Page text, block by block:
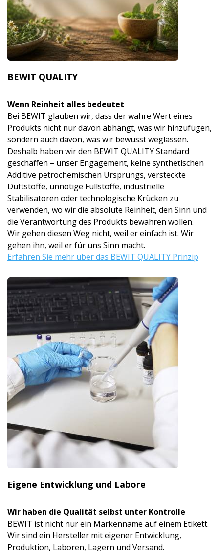
BEWIT QUALITY
Wenn Reinheit alles bedeutet
Bei BEWIT glauben wir, dass der wahre Wert eines
Produkts nicht nur davon abhängt, was wir hinzufügen,
sondern auch davon, was wir bewusst weglassen.
Deshalb haben wir den BEWIT QUALITY Standard
geschaffen – unser Engagement, keine synthetischen
Additive petrochemischen Ursprungs, versteckte
Duftstoffe, unnötige Füllstoffe, industrielle
Stabilisatoren oder technologische Krücken zu
verwenden, wo wir die absolute Reinheit, den Sinn und
die Verantwortung des Produkts bewahren wollen.
Wir gehen diesen Weg nicht, weil er einfach ist. Wir
gehen ihn, weil er für uns Sinn macht.
Erfahren Sie mehr über das BEWIT QUALITY Prinzip
Eigene Entwicklung und Labore
Wir haben die Qualität selbst unter Kontrolle
BEWIT ist nicht nur ein Markenname auf einem Etikett.
Wir sind ein Hersteller mit eigener Entwicklung,
Produktion, Laboren, Lagern und Versand.